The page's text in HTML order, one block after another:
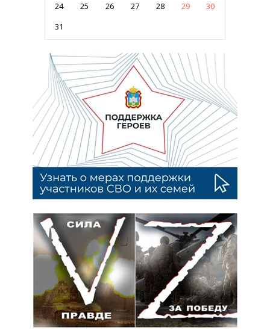
24
25 26 27 28 29
30
31